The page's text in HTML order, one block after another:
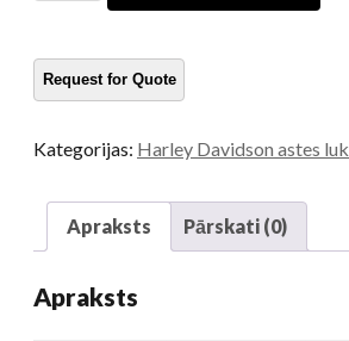
daudzums
Kategorijas: Harley Davidson astes
Apraksts Pārskati (0)
Apraksts